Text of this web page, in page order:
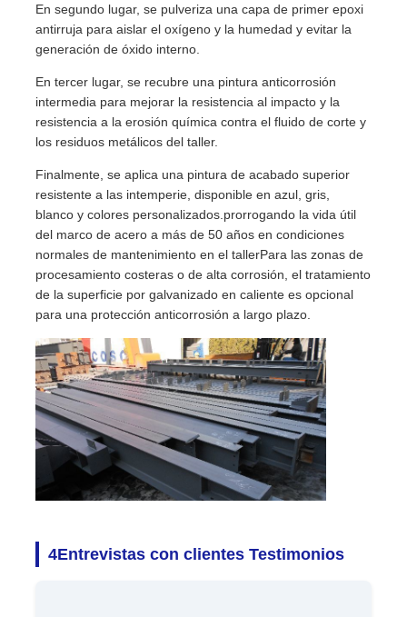
En segundo lugar, se pulveriza una capa de primer epoxi
antirruja para aislar el oxígeno y la humedad y evitar la
generación de óxido interno.
En tercer lugar, se recubre una pintura anticorrosión
intermedia para mejorar la resistencia al impacto y la
resistencia a la erosión química contra el fluido de corte y
los residuos metálicos del taller.
Finalmente, se aplica una pintura de acabado superior
resistente a las intemperie, disponible en azul, gris,
blanco y colores personalizados.prorrogando la vida útil
del marco de acero a más de 50 años en condiciones
normales de mantenimiento en el tallerPara las zonas de
procesamiento costeras o de alta corrosión, el tratamiento
de la superficie por galvanizado en caliente es opcional
para una protección anticorrosión a largo plazo.
4Entrevistas con clientes Testimonios